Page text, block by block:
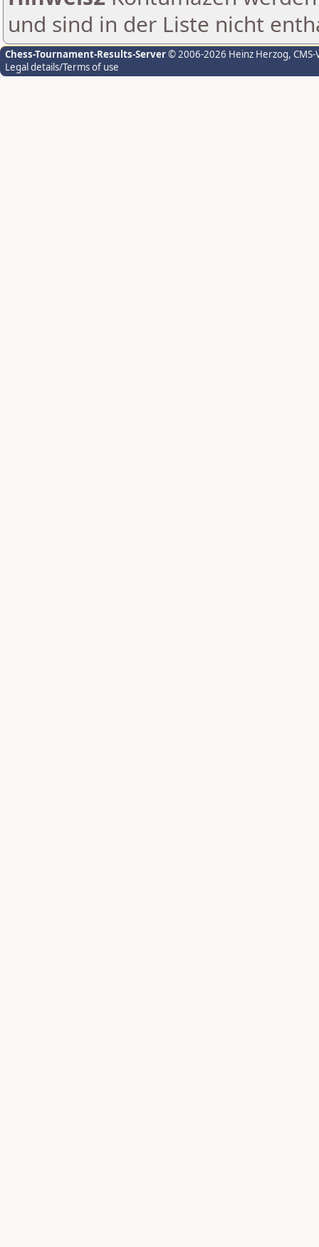
und sind in der Liste nicht
Chess-Tournament-Results-Server© 2006-2026 Heinz Herzog,
Legal details/Terms of use